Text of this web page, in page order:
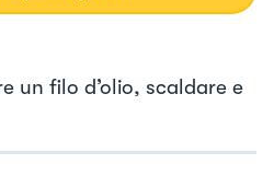
un filo d’olio, scaldare e